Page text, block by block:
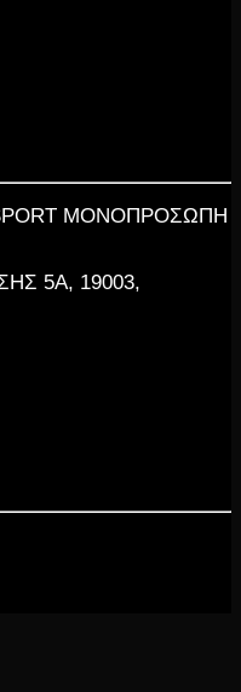
ΜΟΝΟΠΡΟΣΩΠΗ
5Α, 19003,